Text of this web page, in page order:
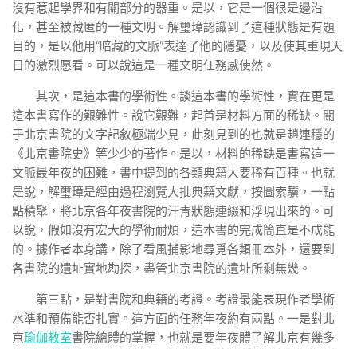
沒有惹起學界和有關部分的器重。是以，它是一個很是邊沿
化，甚至被藏匿的一種文明。解璽璋認識到了這種狀態是有題
目的，是以他用“暗藏的文脈”表達了他的隱憂，以及使其重現天
日的激烈愿看。可以說這是一種文明任務感使然。
其次，是這本書的學術性。談這本書的學術性，實在更是
這本書寫作的艱難性。說它艱難，起首是材料方面的稀缺。關
于北京書院的文字記敘極端少見，此刻見到的也就是趙連穩的
《北京書院史》等少少的著作。是以，材料的稀缺是書寫這一
文脈最年夜的困難，書中提到的各類典籍大要稀有百種。也就
是說，解璽璋是經由過程瀏覽大批典籍文獻，按圖索驥，一點
點積聚，將北京各年夜書院的汗青狀態連綴和浮現出來的。可
以說，假如沒有宏大的學術耐煩，這本書的完成簡直是不成能
的。據作者本身講，除了看風捕影地尋覓各類冊本外，還要到
各書院的遺址實地勘探，盡管北京書院的遺址所剩無幾。
第三點，是對書院和典籍的考證。考證最能表現作者學術
水準和預備能否扎實。這方面的任務年夜約有兩點。一是對北
京瑜伽教室書院總體的掌握，也就是要年夜體了解北京有幾多